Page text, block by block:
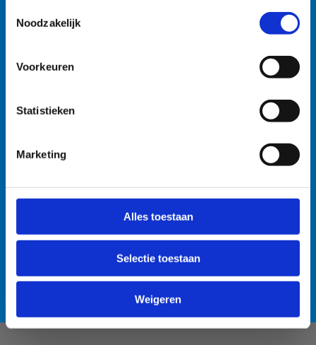
Noodzakelijk
Voorkeuren
Statistieken
Marketing
Alles toestaan
Selectie toestaan
Weigeren
watersportbaan
🚫 Helaas is er blauwalg vastgesteld in onze
watersportbaan. Dit betekent dat er vanaf nu een
recreatieverbod geldt. 🛶 Roeien, kajakken en zeilen
wordt afgeraden, maar kunnen mits volgende
na elke training. • Boten goed afspoelen na elke
training. • Niet in de drijflaag varen. • Niet voor
personen met een zwakke gezondheid. Voor de
voorzien. Bedankt voor jullie begrip! 💙
Lees meer over de alternatieve zwemlocatie
Anti-Robot Verification
Click to start verification
Verzend